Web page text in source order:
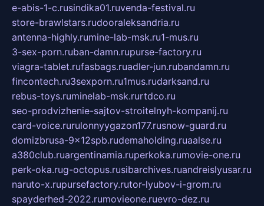
e-abis-1-c.rusindika01.ruvenda-festival.ru
store-brawlstars.rudooraleksandria.ru
antenna-highly.rumine-lab-msk.ru1-mus.ru
3-sex-porn.ruban-damn.rupurse-factory.ru
viagra-tablet.rufasbags.ruadler-jun.rubandamn.ru
fincontech.ru3sexporn.ru1mus.rudarksand.ru
rebus-toys.ruminelab-msk.rurtdco.ru
seo-prodvizhenie-sajtov-stroitelnyh-kompanij.ru
card-voice.rurulonnyygazon177.rusnow-guard.ru
domizbrusa-9x12spb.rudemaholding.ruaalse.ru
a380club.ruargentinamia.ruperkoka.rumovie-one.ru
perk-oka.rug-octopus.rusibarchives.ruandreislyusar.ru
naruto-x.rupursefactory.rutor-lyubov-i-grom.ru
spayderhed-2022.rumovieone.ruevro-dez.ru